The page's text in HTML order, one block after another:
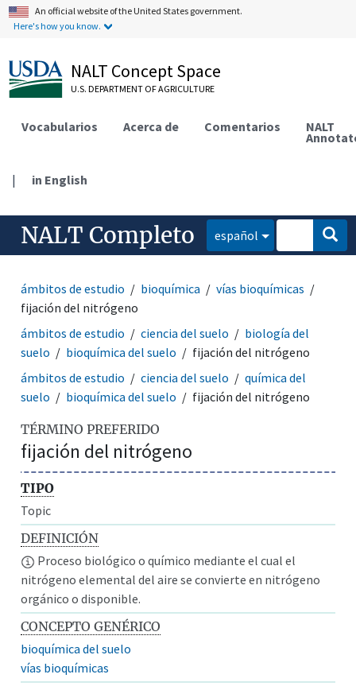
An official website of the United States government.
Here's how you know.
NALT Concept Space
U.S. DEPARTMENT OF AGRICULTURE
Vocabularios Acerca de Comentarios NALT
| in English
NALT Completo español
ámbitos de estudio bioquímica
vías bioquímicas
fijación del nitrógeno
ámbitos de estudio
ciencia del suelo
biología del
suelo
bioquímica del suelo
fijación del nitrógeno
ámbitos de estudio
ciencia del suelo
química del
suelo
bioquímica del suelo fijación del nitrógeno
TÉRMINO PREFERIDO
fijación del nitrógeno
TIPO
Topic
DEFINICIÓN
Proceso biológico o químico mediante el cual el
nitrógeno elemental del aire se convierte en nitrógeno
orgánico o disponible.
CONCEPTO GENÉRICO
bioquímica del suelo
vías bioquímicas